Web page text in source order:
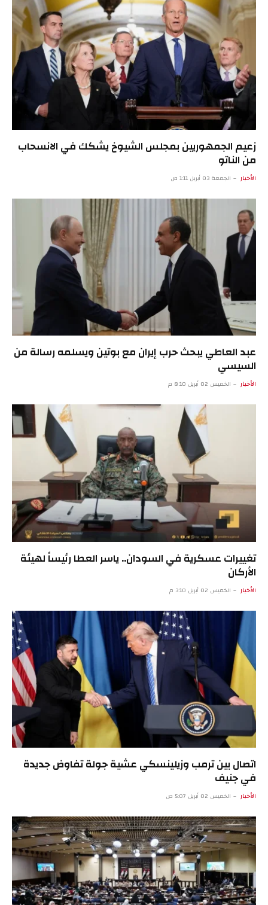
زعيم الجمهوريين بمجلس الشيوخ يشكك في الانسحاب
من الناتو
الأخبار الجمعة 03 أبريل 1:11 ص
عبد العاطي يبحث حرب إيران مع بوتين ويسلمه رسالة من
السيسي
الأخبار الخميس 02 أبريل 8:10 م
تغييرات عسكرية في السودان.. ياسر العطا رئيساً لهيئة
الأركان
الأخبار الخميس 02 أبريل 3:10 م
اتصال بين ترمب وزيلينسكي عشية جولة تفاوض جديدة
في جنيف
الأخبار الخميس 02 أبريل 5:07 ص